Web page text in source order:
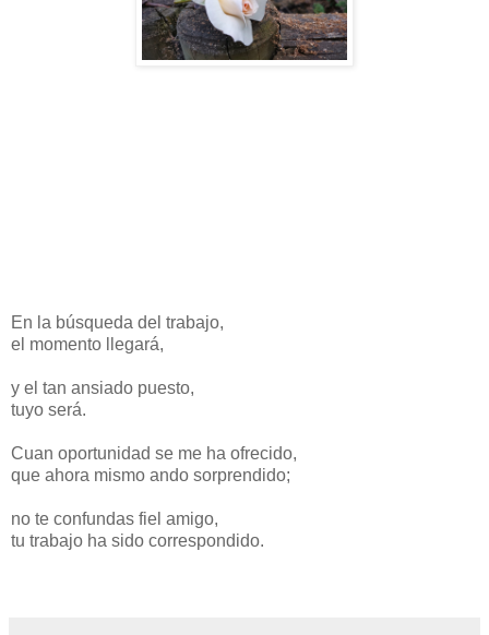
En la búsqueda del trabajo,
el momento llegará,
y el tan ansiado puesto,
tuyo será.
Cuan oportunidad se me ha ofrecido,
que ahora mismo ando sorprendido;
no te confundas fiel amigo,
tu trabajo ha sido correspondido.